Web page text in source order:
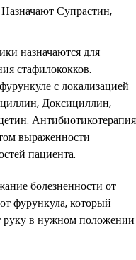
Назначают Супрастин,
назначаются для
стафилококков.
с локализацией
Доксициллин,
Антибиотикотерапия
выраженности
пациента.
болезненности от
фурункула, который
в нужном положении